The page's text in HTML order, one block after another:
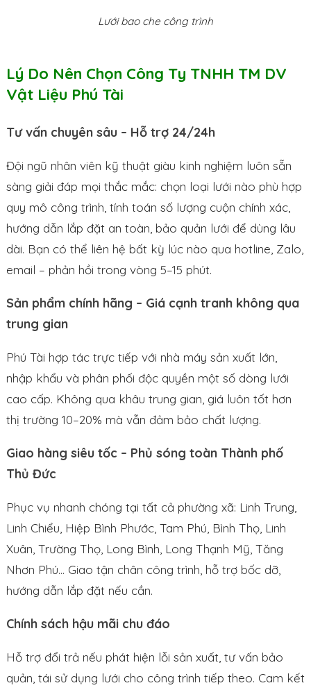
Lưới bao che công trình
Lý Do Nên Chọn Công Ty TNHH TM DV
Vật Liệu Phú Tài
Tư vấn chuyên sâu – Hỗ trợ 24/24h
Đội ngũ nhân viên kỹ thuật giàu kinh nghiệm luôn sẵn
sàng giải đáp mọi thắc mắc: chọn loại lưới nào phù hợp
quy mô công trình, tính toán số lượng cuộn chính xác,
hướng dẫn lắp đặt an toàn, bảo quản lưới để dùng lâu
dài. Bạn có thể liên hệ bất kỳ lúc nào qua hotline, Zalo,
email – phản hồi trong vòng 5–15 phút.
Sản phẩm chính hãng – Giá cạnh tranh không qua
trung gian
Phú Tài hợp tác trực tiếp với nhà máy sản xuất lớn,
nhập khẩu và phân phối độc quyền một số dòng lưới
cao cấp. Không qua khâu trung gian, giá luôn tốt hơn
thị trường 10–20% mà vẫn đảm bảo chất lượng.
Giao hàng siêu tốc – Phủ sóng toàn Thành phố
Thủ Đức
Phục vụ nhanh chóng tại tất cả phường xã: Linh Trung,
Linh Chiểu, Hiệp Bình Phước, Tam Phú, Bình Thọ, Linh
Xuân, Trường Thọ, Long Bình, Long Thạnh Mỹ, Tăng
Nhơn Phú… Giao tận chân công trình, hỗ trợ bốc dỡ,
hướng dẫn lắp đặt nếu cần.
Chính sách hậu mãi chu đáo
Hỗ trợ đổi trả nếu phát hiện lỗi sản xuất, tư vấn bảo
quản, tái sử dụng lưới cho công trình tiếp theo. Cam kết